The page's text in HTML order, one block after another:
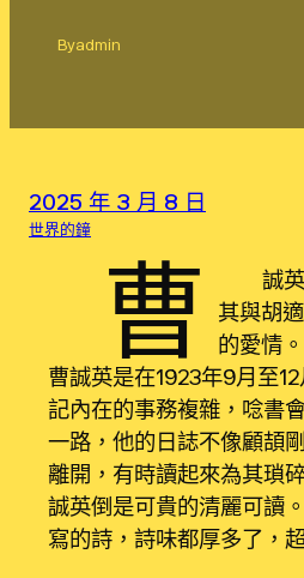
Byadmin
2025 年 3 月 8 日
世界的鐘
曹
誠
其與胡
的愛情
曹誠英是在1923年9月至
記內在的事務複雜，唸書
一路，他的日誌不像顧頡
離開，有時讀起來為其瑣
誠英倒是可貴的清麗可讀
寫的詩，詩味都厚多了，